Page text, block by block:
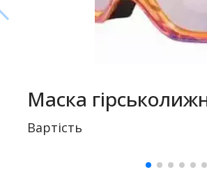
Маска
Вартість